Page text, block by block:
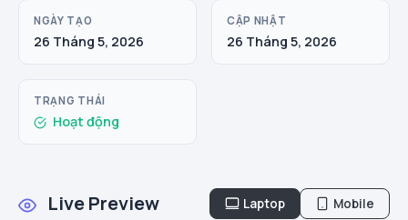
NGÀY TẠO
26 Tháng 5, 2026
CẬP NHẬT
26 Tháng 5, 2026
TRẠNG THÁI
Hoạt động
Live Preview Laptop Mobile